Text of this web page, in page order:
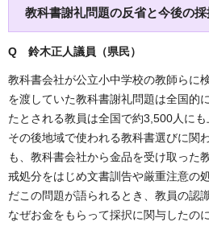
教科書謝礼問題の反省と今後の
Q 鈴木正人議員（県民）
教科書会社が公立小中学校の教師らに
を渡していた教科書謝礼問題は全国的
たとされる教員は全国で約3,500人に
その後地域で使われる教科書選びに関
も、教科書会社から金品を受け取った
戒処分をはじめ文書訓告や厳重注意の
だこの問題が語られるとき、教員の認
なぜお金をもらって採択に関与したの